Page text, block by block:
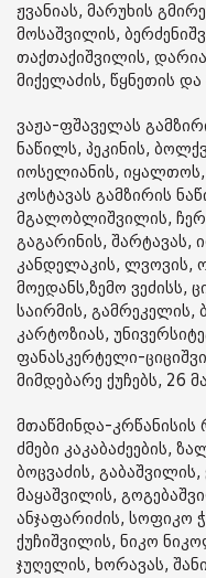
ჟვანიას, მარუხის
მოსაშვილის,
თაქთაქიშვილის,
მიქელაძის, წყნეთის და
ვაჟა-ფშაველას
ნაწილს, პეკინის,
იოსელიანის, იყალთოს,
კოსტავას გამზირის
მგალობლიშვილის,
გაგარინის, შარტავას,
კანდელაკის, ლვოვის,
მოედანს,ზემო ვეძისს,
საირმის, გამრეკელის,
კარტოზიას,
ფანასკერტელი-
მიმდებარე ქუჩებს, 26
მთაწმინდა-კრწანისის
ძმები კაკაბაძეების,
ბოცვაძის,
მაყაშვილის,
ანჯაფარიძის, სოფიკო
ქუჩიშვილის, ნიკო
ჯუღელის, ხორავას,